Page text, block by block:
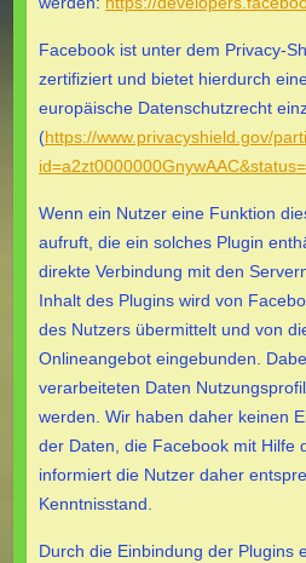
Facebook ist unter dem Privacy-
zertifiziert und bietet hierdurch
europäische Datenschutzrecht
(https://www.privacyshield.gov/
Wenn ein Nutzer eine Funktion
aufruft, die ein solches Plugin
direkte Verbindung mit den
Inhalt des Plugins wird von
des Nutzers übermittelt und von
Onlineangebot eingebunden.
verarbeiteten Daten
werden. Wir haben daher keinen
der Daten, die Facebook mit Hilfe
informiert die Nutzer daher
Kenntnisstand.
Durch die Einbindung der Plugins